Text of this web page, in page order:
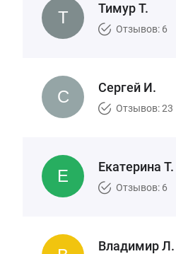
Тимур Т.
Отзывов: 6
Сергей И.
Отзывов: 23
Екатерина Т.
Отзывов: 6
Владимир Л.